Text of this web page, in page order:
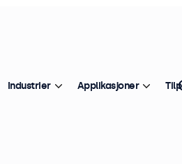
1920 x 1080 oppløsning
Industrier Applikasjoner